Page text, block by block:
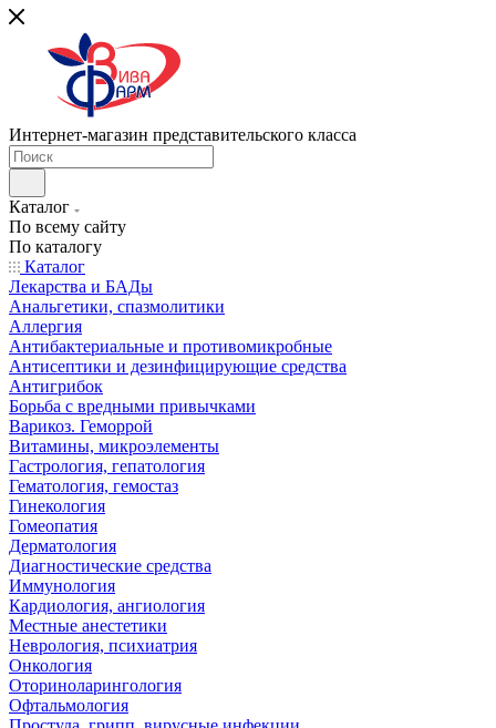
Интернет-магазин представительского класса
Каталог
По всему сайту
По каталогу
Каталог
Лекарства и БАДы
Анальгетики, спазмолитики
Аллергия
Антибактериальные и противомикробные
Антисептики и дезинфицирующие средства
Антигрибок
Борьба с вредными привычками
Варикоз. Геморрой
Витамины, микроэлементы
Гастрология, гепатология
Гематология, гемостаз
Гинекология
Гомеопатия
Дерматология
Диагностические средства
Иммунология
Кардиология, ангиология
Местные анестетики
Неврология, психиатрия
Онкология
Оториноларингология
Офтальмология